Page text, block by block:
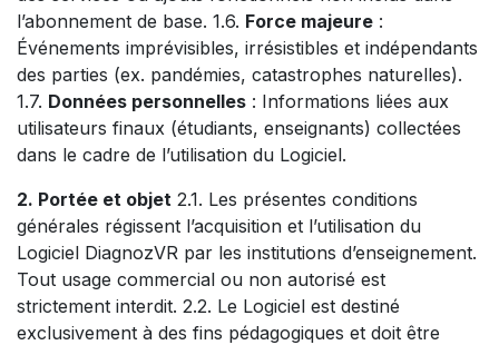
l’abonnement de base. 1.6. Force majeure :
Événements imprévisibles, irrésistibles et indépendants
des parties (ex. pandémies, catastrophes naturelles).
1.7. Données personnelles : Informations liées aux
utilisateurs finaux (étudiants, enseignants) collectées
dans le cadre de l’utilisation du Logiciel.
2. Portée et objet 2.1. Les présentes conditions
générales régissent l’acquisition et l’utilisation du
Logiciel DiagnozVR par les institutions d’enseignement.
Tout usage commercial ou non autorisé est
strictement interdit. 2.2. Le Logiciel est destiné
exclusivement à des fins pédagogiques et doit être